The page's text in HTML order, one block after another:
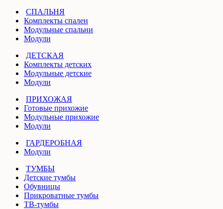
СПАЛЬНЯ
Комплекты спален
Модульные спальни
Модули
ДЕТСКАЯ
Комплекты детских
Модульные детские
Модули
ПРИХОЖАЯ
Готовые прихожие
Модульные прихожие
Модули
ГАРДЕРОБНАЯ
Модули
ТУМБЫ
Детские тумбы
Обувницы
Прикроватные тумбы
ТВ-тумбы